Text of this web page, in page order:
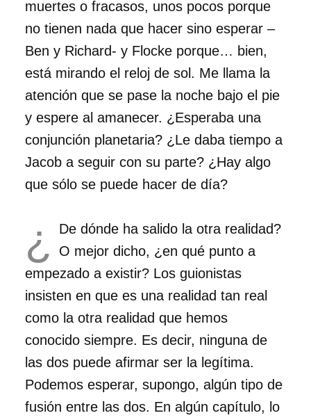
muertes o fracasos, unos pocos porque
no tienen nada que hacer sino esperar –
Ben y Richard- y Flocke porque… bien,
está mirando el reloj de sol. Me llama la
atención que se pase la noche bajo el pie
y espere al amanecer. ¿Esperaba una
conjunción planetaria? ¿Le daba tiempo a
Jacob a seguir con su parte? ¿Hay algo
que sólo se puede hacer de día?
¿
De dónde ha salido la otra realidad?
O mejor dicho, ¿en qué punto a
empezado a existir? Los guionistas
insisten en que es una realidad tan real
como la otra realidad que hemos
conocido siempre. Es decir, ninguna de
las dos puede afirmar ser la legítima.
Podemos esperar, supongo, algún tipo de
fusión entre las dos. En algún capítulo, lo